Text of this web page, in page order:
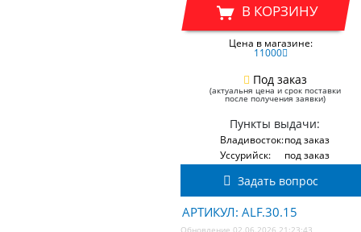
В КОРЗИНУ
Цена в магазине:
11000
Под заказ
(актуальня цена и срок поставки
после получения заявки)
Пункты выдачи:
Владивосток:под заказ
Уссурийск:
под заказ
Задать вопрос
АРТИКУЛ: ALF.30.15
Обновление 02.06.2026 21:23:43